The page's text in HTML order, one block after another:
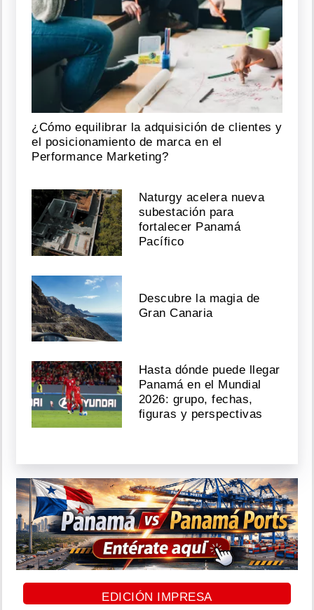
¿Cómo equilibrar la adquisición de clientes y
el posicionamiento de marca en el
Performance Marketing?
Naturgy acelera nueva
subestación para
fortalecer Panamá
Pacífico
Descubre la magia de
Gran Canaria
Hasta dónde puede llegar
Panamá en el Mundial
2026: grupo, fechas,
figuras y perspectivas
EDICIÓN IMPRESA